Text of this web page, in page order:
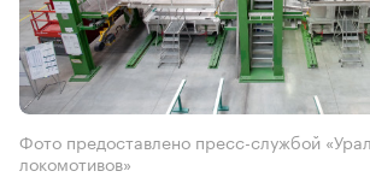
Фото предоставлено пресс-службой
локомотивов»